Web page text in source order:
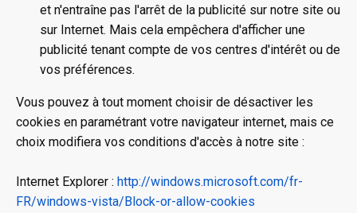
et n'entraîne pas l'arrêt de la publicité sur notre site ou
sur Internet. Mais cela empêchera d'afficher une
publicité tenant compte de vos centres d'intérêt ou de
vos préférences.
Vous pouvez à tout moment choisir de désactiver les
cookies en paramétrant votre navigateur internet, mais ce
choix modifiera vos conditions d'accès à notre site :
Internet Explorer : http://windows.microsoft.com/fr-
FR/windows-vista/Block-or-allow-cookies